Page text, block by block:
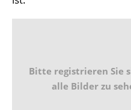
Bitte registrieren Sie
alle Bilder zu